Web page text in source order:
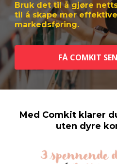
Bruk det til å gjøre
til å skape mer
markedsføring.
FÅ COMKIT
Med Comkit klarer
uten dyre